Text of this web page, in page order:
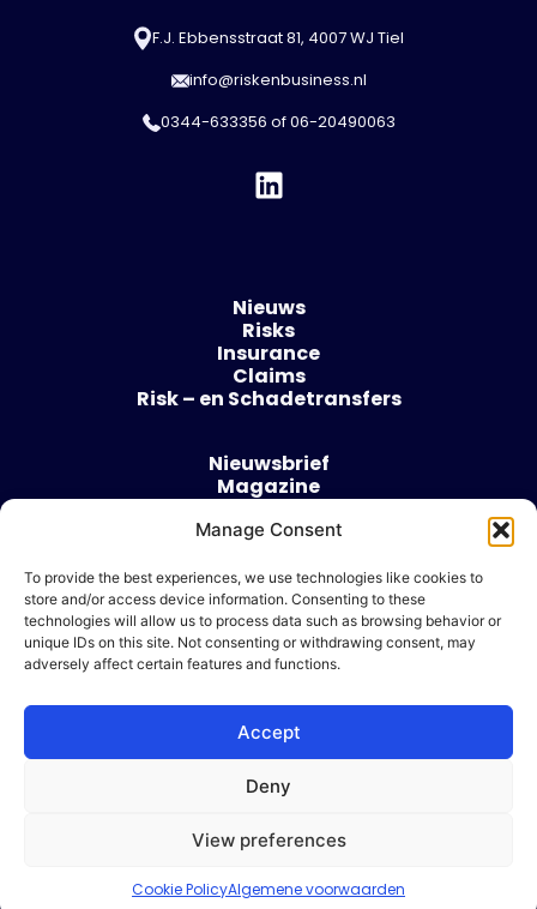
Manage Consent
To provide the best experiences, we use technologies like cookies to
store and/or access device information. Consenting to these
technologies will allow us to process data such as browsing behavior or
unique IDs on this site. Not consenting or withdrawing consent, may
adversely affect certain features and functions.
Accept
Deny
View preferences
Cookie PolicyAlgemene voorwaarden
F.J. Ebbensstraat 81, 4007 WJ Tiel
info@riskenbusiness.nl
0344-633356 of06-20490063
Nieuws
Risks
Insurance
Claims
Risk – en Schadetransfers
Nieuwsbrief
Magazine
Over
Algemene voorwaarden
Cookie beleid
Ik wil adverteren
© 2026 Risk & Business
| Design & Development door